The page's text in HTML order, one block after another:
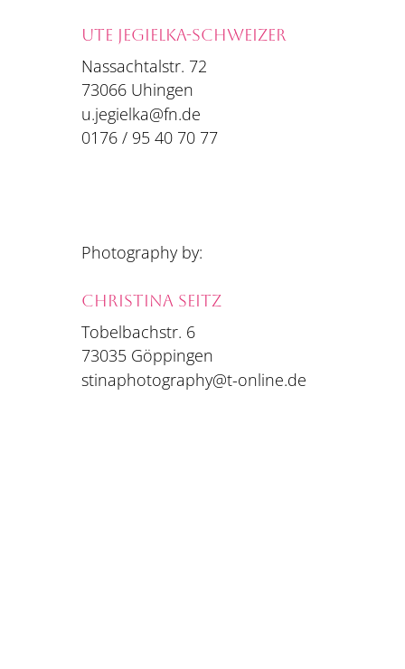
UTE JEGIELKA-SCHWEIZER
Nassachtalstr. 72
73066 Uhingen
u.jegielka@fn.de
0176 / 95 40 70 77
Photography by:
CHRISTINA SEITZ
Tobelbachstr. 6
73035 Göppingen
stinaphotography@t-online.de